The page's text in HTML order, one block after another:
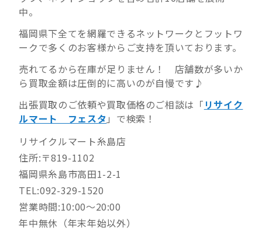
中。
福岡県下全てを網羅できるネットワークとフットワ
ークで多くのお客様からご支持を頂いております。
売れてるから在庫が足りません！ 店舗数が多いか
ら買取金額は圧倒的に高いのが自慢です♪
出張買取のご依頼や買取価格のご相談は「 リサイク
ルマート フェスタ 」で検索！
リサイクルマート糸島店
住所:〒819-1102
福岡県糸島市高田1-2-1
TEL:092-329-1520
営業時間:10:00～20:00
年中無休（年末年始以外）